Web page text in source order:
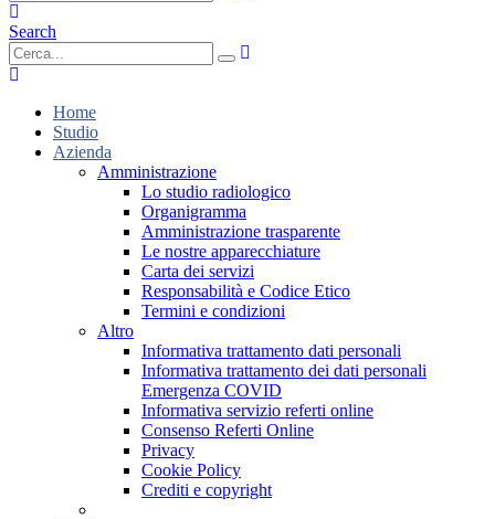
Search
Home
Studio
Azienda
Amministrazione
Lo studio radiologico
Organigramma
Amministrazione trasparente
Le nostre apparecchiature
Carta dei servizi
Responsabilità e Codice Etico
Termini e condizioni
Altro
Informativa trattamento dati personali
Informativa trattamento dei dati personali
Emergenza COVID
Informativa servizio referti online
Consenso Referti Online
Privacy
Cookie Policy
Crediti e copyright